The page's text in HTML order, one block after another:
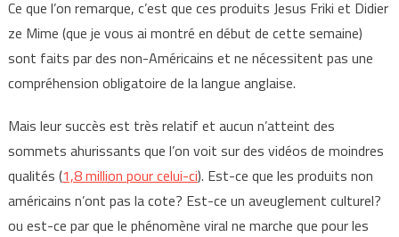
Ce que l’on remarque, c’est que ces produits Jesus Friki et Didier
ze Mime (que je vous ai montré en début de cette semaine)
sont faits par des non-Américains et ne nécessitent pas une
compréhension obligatoire de la langue anglaise.
Mais leur succès est très relatif et aucun n’atteint des
sommets ahurissants que l’on voit sur des vidéos de moindres
qualités (1,8 million pour celui-ci). Est-ce que les produits non
américains n’ont pas la cote? Est-ce un aveuglement culturel?
ou est-ce par que le phénomène viral ne marche que pour les